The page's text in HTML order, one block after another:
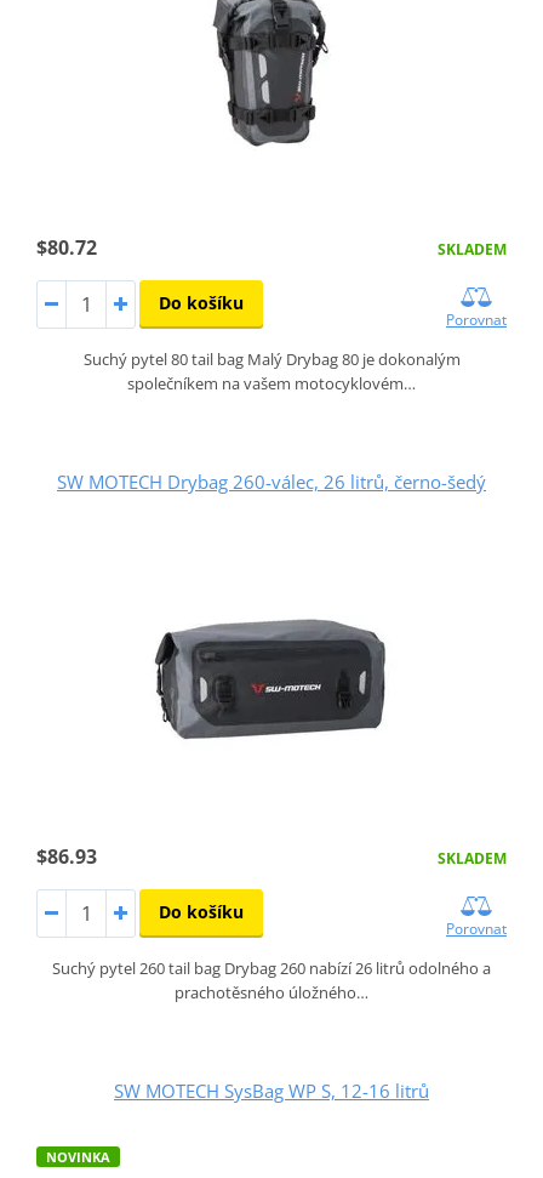
$80.72 SKLADEM
Do košíku
Porovnat
Suchý pytel 80 tail bag Malý Drybag 80 je dokonalým
společníkem na vašem motocyklovém…
SW MOTECH Drybag 260-válec, 26 litrů, černo-šedý
$86.93 SKLADEM
Do košíku
Porovnat
Suchý pytel 260 tail bag Drybag 260 nabízí 26 litrů odolného a
prachotěsného úložného…
SW MOTECH SysBag WP S, 12-16 litrů
NOVINKA